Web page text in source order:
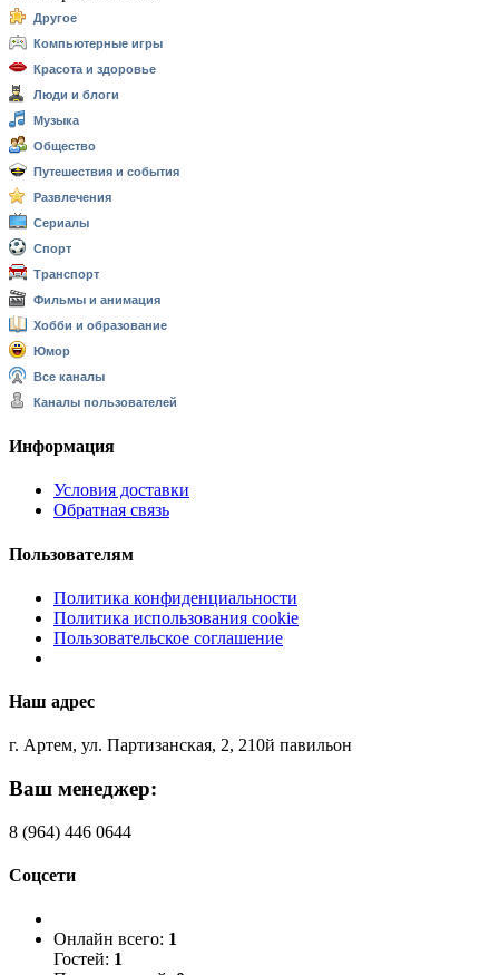
Другое
Компьютерные игры
Красота и здоровье
Люди и блоги
Музыка
Общество
Путешествия и события
Развлечения
Сериалы
Спорт
Транспорт
Фильмы и анимация
Хобби и образование
Юмор
Все каналы
Каналы пользователей
Информация
Условия доставки
Обратная связь
Пользователям
Политика конфиденциальности
Политика использования cookie
Пользовательское соглашение
Наш адрес
г. Артем, ул. Партизанская, 2, 210й павильон
Ваш менеджер:
8 (964) 446 0644
Соцсети
Онлайн всего: 1
Гостей: 1